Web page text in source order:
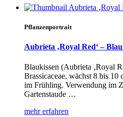
Pflanzenportrait
Aubrieta ‚Royal Red‘ –
Blaukissen (Aubrieta ‚Royal
Brassicaceae, wächst 8 bis
im Frühling. Verwendung im
Gartenstaude …
mehr erfahren